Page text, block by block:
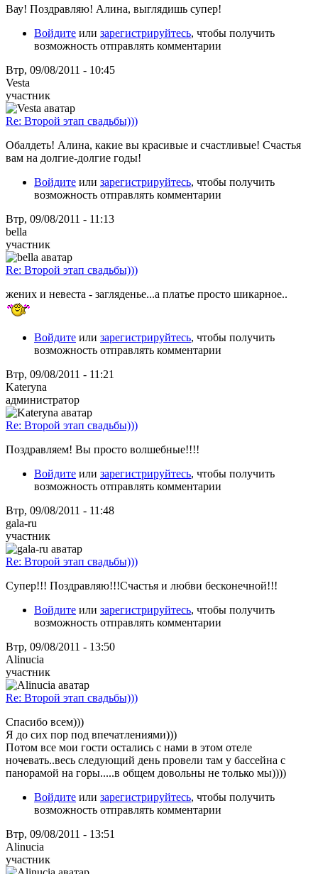
Вау! Поздравляю! Алина, выглядишь супер!
Войдите или зарегистрируйтесь, чтобы получить
возможность отправлять комментарии
Втр, 09/08/2011 - 10:45
Vesta
участник
Re: Второй этап свадьбы)))
Обалдеть! Алина, какие вы красивые и счастливые! Счастья
вам на долгие-долгие годы!
Войдите или зарегистрируйтесь, чтобы получить
возможность отправлять комментарии
Втр, 09/08/2011 - 11:13
bella
участник
Re: Второй этап свадьбы)))
жених и невеста - загляденье...а платье просто шикарное..
Войдите или зарегистрируйтесь, чтобы получить
возможность отправлять комментарии
Втр, 09/08/2011 - 11:21
Kateryna
администратор
Re: Второй этап свадьбы)))
Поздравляем! Вы просто волшебные!!!!
Войдите или зарегистрируйтесь, чтобы получить
возможность отправлять комментарии
Втр, 09/08/2011 - 11:48
gala-ru
участник
Re: Второй этап свадьбы)))
Супер!!! Поздравляю!!!Счастья и любви бесконечной!!!
Войдите или зарегистрируйтесь, чтобы получить
возможность отправлять комментарии
Втр, 09/08/2011 - 13:50
Alinucia
участник
Re: Второй этап свадьбы)))
Спасибо всем)))
Я до сих пор под впечатлениями)))
Потом все мои гости остались с нами в этом отеле
ночевать..весь следующий день провели там у бассейна с
панорамой на горы.....в общем довольны не только мы))))
Войдите или зарегистрируйтесь, чтобы получить
возможность отправлять комментарии
Втр, 09/08/2011 - 13:51
Alinucia
участник